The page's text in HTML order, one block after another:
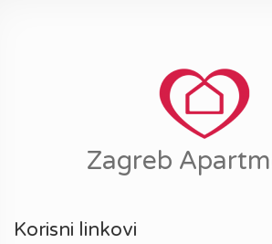
Zagreb
Korisni linkovi